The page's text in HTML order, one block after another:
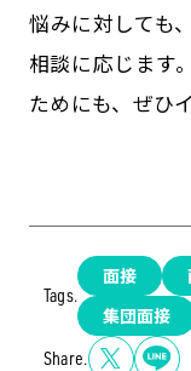
悩みに対しても
相談に応じます
ためにも、ぜひ
Tags.
面接
集団面接
Share.